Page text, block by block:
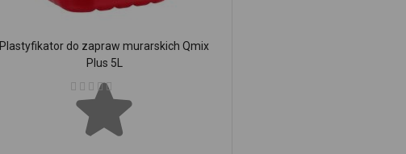
Plastyfikator do zapraw murarskich Qmix
Plus 5L
Ocena: